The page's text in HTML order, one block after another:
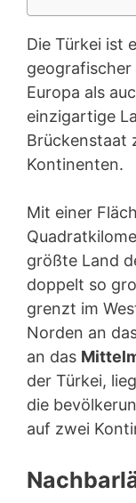
Die Türkei ist
geografischer
Europa als
einzigartige
Brückenstaat
Kontinenten.
Mit einer
größte Land
doppelt so
grenzt im
Norden an
an das
der Türkei,
die
auf zwei